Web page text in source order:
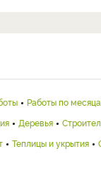
Работы по
Деревья
Теплицы и укрытия